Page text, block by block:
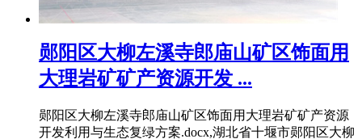
郧阳区大柳左溪寺郎庙山矿区饰面用
大理岩矿矿产资源开发 ...
郧阳区大柳左溪寺郎庙山矿区饰面用大理岩矿矿产资源
开发利用与生态复绿方案.docx,湖北省十堰市郧阳区大柳